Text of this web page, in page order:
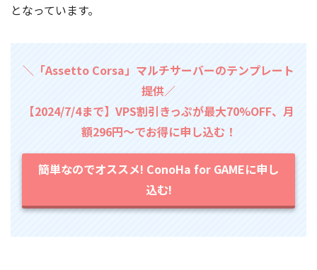
となっています。
＼「Assetto Corsa」マルチサーバーのテンプレート
提供／
【2024/7/4まで】VPS割引きっぷが最大70%OFF、月
額296円～でお得に申し込む！
簡単なのでオススメ! ConoHa for GAMEに申し
込む!